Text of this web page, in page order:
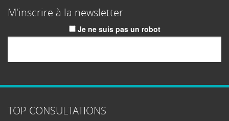
M'inscrire à la newsletter
Je ne suis pas un robot
TOP CONSULTATIONS